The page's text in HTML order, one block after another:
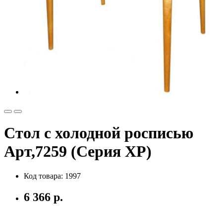
Стол с холодной росписью
Арт,7259 (Серия ХР)
Код товара: 1997
6 366 р.